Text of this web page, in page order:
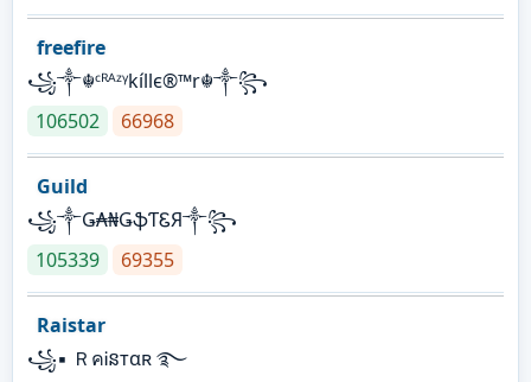
freefire
꧁༒☬ᶜᴿᴬᶻᵞkíllє®™r☬༒꧂
106502
66968
Guild
꧁༒Ǥ₳₦ǤֆƬᏋЯ༒꧂
105339
69355
Raistar
꧁▪ ＲคᎥនтαʀ ࿐